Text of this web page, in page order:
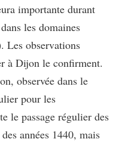
importante durant
les domaines
Les observations
à Dijon le confirment.
observée dans le
pour les
le passage régulier des
années 1440, mais